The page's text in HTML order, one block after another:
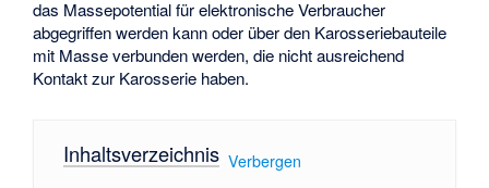
das Massepotential für elektronische Verbraucher
abgegriffen werden kann oder über den Karosseriebauteile
mit Masse verbunden werden, die nicht ausreichend
Kontakt zur Karosserie haben.
Inhaltsverzeichnis[ Verbergen